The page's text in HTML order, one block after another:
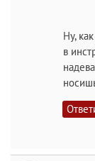
Ну,
в